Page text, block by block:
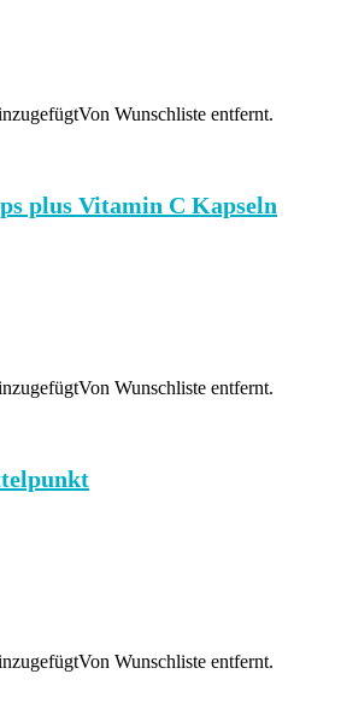
Von Wunschliste entfernt.
plus Vitamin C Kapseln
Von Wunschliste entfernt.
Von Wunschliste entfernt.